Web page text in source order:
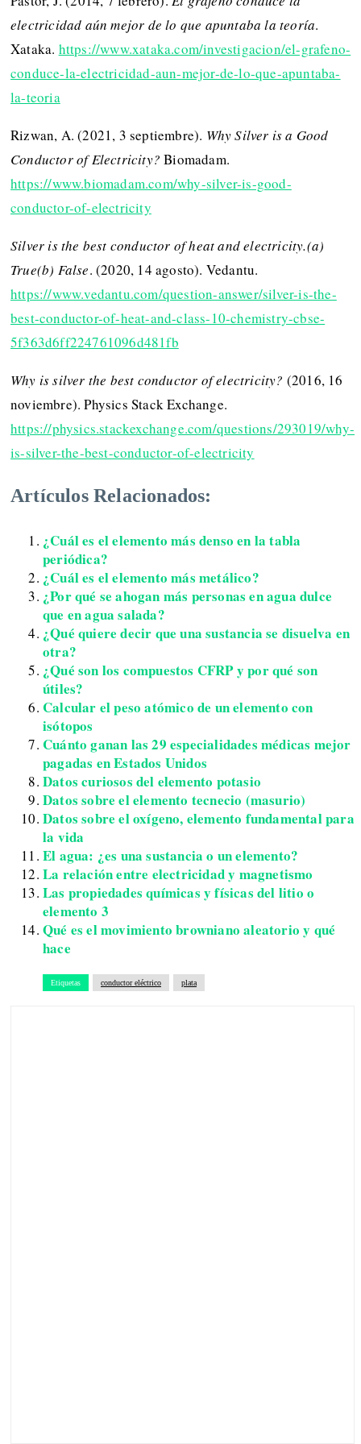
electricidad aún mejor de lo que apuntaba la teoría.
Xataka. https://www.xataka.com/investigacion/el-grafeno-
conduce-la-electricidad-aun-mejor-de-lo-que-apuntaba-
la-teoria
Rizwan, A. (2021, 3 septiembre). Why Silver is a Good
Conductor of Electricity? Biomadam.
https://www.biomadam.com/why-silver-is-good-
conductor-of-electricity
Silver is the best conductor of heat and electricity.(a)
True(b) False. (2020, 14 agosto). Vedantu.
https://www.vedantu.com/question-answer/silver-is-the-
best-conductor-of-heat-and-class-10-chemistry-cbse-
5f363d6ff224761096d481fb
Why is silver the best conductor of electricity? (2016, 16
noviembre). Physics Stack Exchange.
https://physics.stackexchange.com/questions/293019/why-
is-silver-the-best-conductor-of-electricity
Artículos Relacionados:
¿Cuál es el elemento más denso en la tabla
periódica?
¿Cuál es el elemento más metálico?
¿Por qué se ahogan más personas en agua dulce
que en agua salada?
¿Qué quiere decir que una sustancia se disuelva en
otra?
¿Qué son los compuestos CFRP y por qué son
útiles?
Calcular el peso atómico de un elemento con
isótopos
Cuánto ganan las 29 especialidades médicas mejor
pagadas en Estados Unidos
Datos curiosos del elemento potasio
Datos sobre el elemento tecnecio (masurio)
Datos sobre el oxígeno, elemento fundamental para
la vida
El agua: ¿es una sustancia o un elemento?
La relación entre electricidad y magnetismo
Las propiedades químicas y físicas del litio o
elemento 3
Qué es el movimiento browniano aleatorio y qué
hace
Etiquetas conductor eléctrico plata